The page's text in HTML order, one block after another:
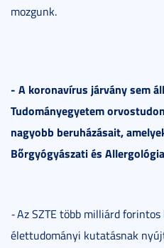
mozgunk.
- A koronavírus járvány sem
Tudományegyetem
nagyobb beruházásait,
Bőrgyógyászati és
-Az SZTE több milliárd forintos
élettudományi kutatásnak